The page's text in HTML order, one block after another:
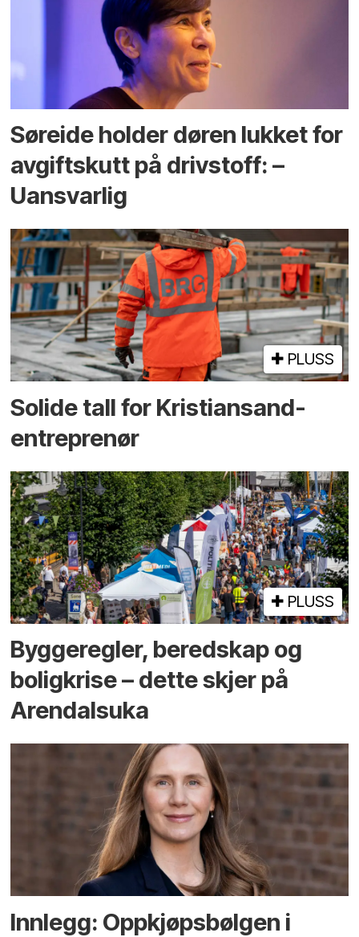
Søreide holder døren lukket for
avgiftskutt på drivstoff: –
Uansvarlig
PLUSS
Solide tall for Kristiansand-
entreprenør
PLUSS
Bygge­regler, beredskap og
bolig­krise – dette skjer på
Arendals­uka
Innlegg: Oppkjøps­bølgen i